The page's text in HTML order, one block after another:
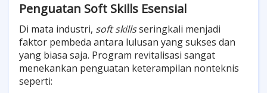
Penguatan Soft Skills Esensial
Di mata industri, soft skillsseringkali menjadi
faktor pembeda antara lulusan yang sukses dan
yang biasa saja. Program revitalisasi sangat
menekankan penguatan keterampilan nonteknis
seperti: